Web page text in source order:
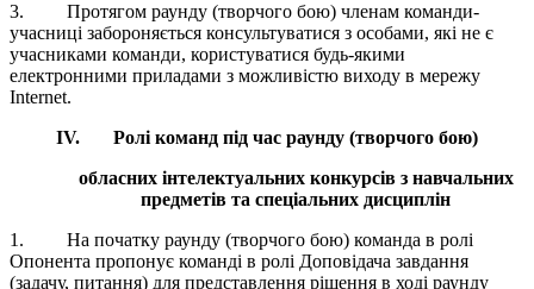
3. Протягом раунду (творчого бою) членам команди-
учасниці забороняється консультуватися з особами, які не є
учасниками команди, користуватися будь-якими
електронними приладами з можливістю виходу в мережу
Internet.
IV.
Ролі команд під час раунду (творчого бою)
обласних інтелектуальних конкурсів з навчальних
предметів та спеціальних дисциплін
1. На початку раунду (творчого бою) команда в ролі
Опонента пропонує команді в ролі Доповідача завдання
(задачу, питання) для представлення рішення в ході раунду